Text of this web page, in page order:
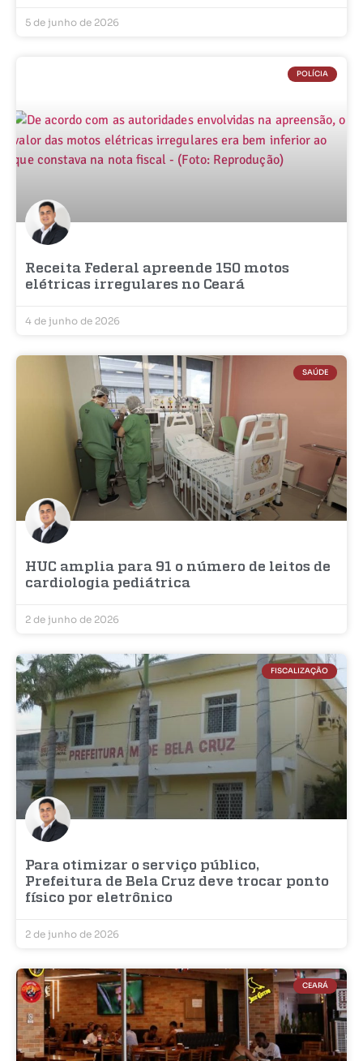
5 de junho de 2026
POLÍCIA
Receita Federal apreende 150 motos
elétricas irregulares no Ceará
4 de junho de 2026
SAÚDE
HUC amplia para 91 o número de leitos de
cardiologia pediátrica
2 de junho de 2026
FISCALIZAÇÃO
Para otimizar o serviço público,
Prefeitura de Bela Cruz deve trocar ponto
físico por eletrônico
2 de junho de 2026
CEARÁ